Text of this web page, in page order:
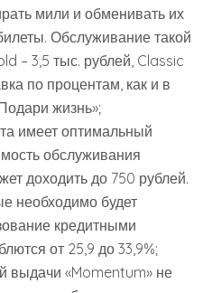
мили и обменивать их
Обслуживание такой
– 3,5 тыс. рублей, Classic
по процентам, как и в
жизнь»;
имеет оптимальный
обслуживания
доходить до 750 рублей.
необходимо будет
кредитными
от 25,9 до 33,9%;
выдачи «Momentum» не